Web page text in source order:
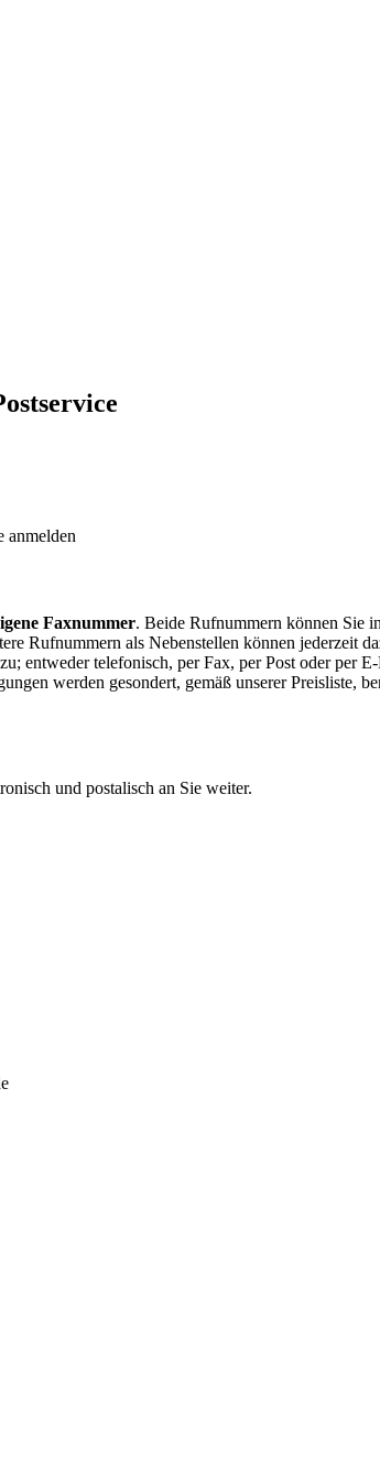
anmelden
Faxnummer. Beide Rufnummern können Sie
Rufnummern als Nebenstellen können jederzeit
entweder telefonisch, per Fax, per Post oder per
werden gesondert, gemäß unserer Preisliste,
und postalisch an Sie weiter.